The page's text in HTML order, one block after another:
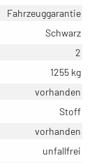
Fahrzeuggarantie
Schwarz
2
1255 kg
vorhanden
Stoff
vorhanden
unfallfrei